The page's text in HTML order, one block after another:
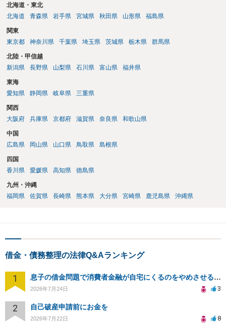
北海道・東北
北海道
青森県 岩手県 宮城県 秋田県 山形県 福島県
関東
東京都
神奈川県 千葉県 埼玉県 茨城県 栃木県 群馬県
北陸・甲信越
新潟県
長野県 山梨県 石川県 富山県 福井県
東海
愛知県
静岡県 岐阜県 三重県
関西
大阪府
兵庫県 京都府 滋賀県 奈良県 和歌山県
中国
広島県
岡山県 山口県 鳥取県 島根県
四国
香川県
愛媛県 高知県 徳島県
九州・沖縄
福岡県
佐賀県 長崎県 熊本県 大分県 宮崎県 鹿児島県 沖縄県
借金・債務整理の法律Q&Aランキング
1 息子の借金問題で消費者金融が自宅にくるのをやめさせる方法はないですか？
2026年7月24日 3
2 自己破産申請前にお金を
2026年7月22日 8